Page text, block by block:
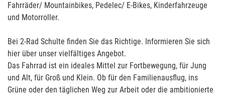
Fahrräder/ Mountainbikes, Pedelec/ E-Bikes, Kinderfahrzeuge
und Motorroller.
Bei 2-Rad Schulte finden Sie das Richtige. Informieren Sie sich
hier über unser vielfältiges Angebot.
Das Fahrrad ist ein ideales Mittel zur Fortbewegung, für Jung
und Alt, für Groß und Klein. Ob für den Familienausflug, ins
Grüne oder den täglichen Weg zur Arbeit oder die ambitionierte